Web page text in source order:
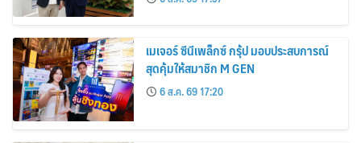
พลังงานแสงอาทิตย์ภายในบ้าน
เมเจอร์ ซีนีเพล็กซ์ กรุ้ป มอบประสบการณ์
สุดคุ้มให้สมาชิก M GEN
6 ส.ค. 69 17:20